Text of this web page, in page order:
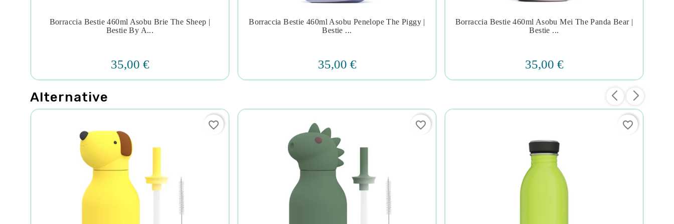
 
Borraccia Bestie 460ml Asobu Brie The Sheep |
Bestie By A...
35,00 €
 
Borraccia Bestie 460ml Asobu Penelope The Piggy |
Bestie ...
35,00 €

Borraccia Bestie 460ml Asobu Mei The Panda Bear |
Bestie ...
35,00 €
Alternative
favorite_border favorite_border favorite_border